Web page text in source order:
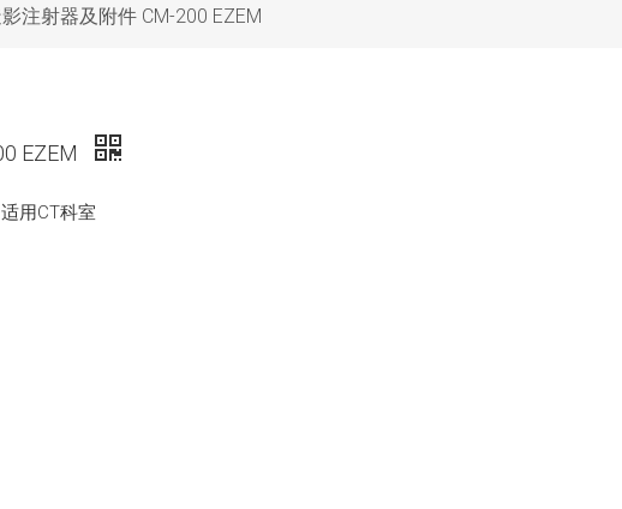
注射器及附件 CM-200 EZEM
EZEM
用CT科室